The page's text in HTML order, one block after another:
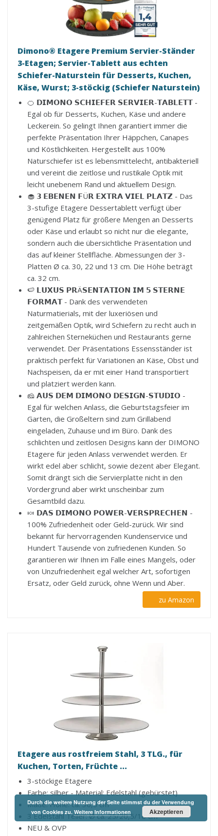
Dimono® Etagere Premium Servier-Ständer
3-Etagen; Servier-Tablett aus echten
Schiefer-Naturstein für Desserts, Kuchen,
Käse, Wurst; 3-stöckig (Schiefer Naturstein)
🍊 𝗗𝗜𝗠𝗢𝗡𝗢 𝗦𝗖𝗛𝗜𝗘𝗙𝗘𝗥 𝗦𝗘𝗥𝗩𝗜𝗘𝗥-𝗧𝗔𝗕𝗟𝗘𝗧𝗧 -
Egal ob für Desserts, Kuchen, Käse und andere
Leckerein. So gelingt Ihnen garantiert immer die
perfekte Präsentation Ihrer Häppchen, Canapes
und Köstlichkeiten. Hergestellt aus 100%
Naturschiefer ist es lebensmittelecht, antibakteriell
und vereint die zeitlose und rustikale Optik mit
leicht unebenem Rand und aktuellem Design.
🧁 𝟯 𝗘𝗕𝗘𝗡𝗘𝗡 𝗙Ü𝗥 𝗘𝗫𝗧𝗥𝗔 𝗩𝗜𝗘𝗟 𝗣𝗟𝗔𝗧𝗭 - Das
3-stufige Etagere Dessertablett verfügt über
genügend Platz für größere Mengen an Desserts
oder Käse und erlaubt so nicht nur die elegante,
sondern auch die übersichtliche Präsentation und
das auf kleiner Stellfläche. Abmessungen der 3-
Platten Ø ca. 30, 22 und 13 cm. Die Höhe beträgt
ca. 32 cm.
🍉 𝗟𝗨𝗫𝗨𝗦 𝗣𝗥Ä𝗦𝗘𝗡𝗧𝗔𝗧𝗜𝗢𝗡 𝗜𝗠 𝟱 𝗦𝗧𝗘𝗥𝗡𝗘
𝗙𝗢𝗥𝗠𝗔𝗧 - Dank des verwendeten
Naturmatierials, mit der luxeriösen und
zeitgemäßen Optik, wird Schiefern zu recht auch in
zahlreichen Sterneküchen und Restaurants gerne
verwendet. Der Präsentations Essensständer ist
praktisch perfekt für Variationen an Käse, Obst und
Nachspeisen, da er mit einer Hand transportiert
und platziert werden kann.
🧀 𝗔𝗨𝗦 𝗗𝗘𝗠 𝗗𝗜𝗠𝗢𝗡𝗢 𝗗𝗘𝗦𝗜𝗚𝗡-𝗦𝗧𝗨𝗗𝗜𝗢 -
Egal für welchen Anlass, die Geburtstagsfeier im
Garten, die Großeltern sind zum Grillabend
eingeladen, Zuhause und im Büro. Dank des
schlichten und zeitlosen Designs kann der DIMONO
Etagere für jeden Anlass verwendet werden. Er
wirkt edel aber schlicht, sowie dezent aber Elegant.
Somit drängt sich die Servierplatte nicht in den
Vordergrund aber wirkt unscheinbar zum
Gesamtbild dazu.
🍬 𝗗𝗔𝗦 𝗗𝗜𝗠𝗢𝗡𝗢 𝗣𝗢𝗪𝗘𝗥-𝗩𝗘𝗥𝗦𝗣𝗥𝗘𝗖𝗛𝗘𝗡 -
100% Zufriedenheit oder Geld-zurück. Wir sind
bekannt für hervorragenden Kundenservice und
Hundert Tausende von zufriedenen Kunden. So
garantieren wir Ihnen im Falle eines Mangels, oder
von Unzufriedenheit egal welcher Art, sofortigen
Ersatz, oder Geld zurück, ohne Wenn und Aber.
zu Amazon
Etagere aus rostfreiem Stahl, 3 TLG., für
Kuchen, Torten, Früchte ...
3-stöckige Etagere
Farbe: silber - Material: Edelstahl (gebürstet)
Maße: Höhe: ca. 36,5 cm
3 Edelstahl Teller: Ø ca. 25/20,5/16 cm
NEU & OVP
Durch die weitere Nutzung der Seite stimmst du der Verwendung
von Cookies zu. Weitere Informationen Akzeptieren